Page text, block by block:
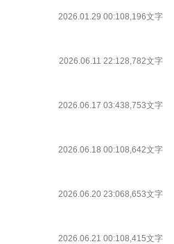
2026.01.29 00:108,196文字
2026.06.11 22:128,782文字
2026.06.17 03:438,753文字
2026.06.18 00:108,642文字
2026.06.20 23:068,653文字
2026.06.21 00:108,415文字